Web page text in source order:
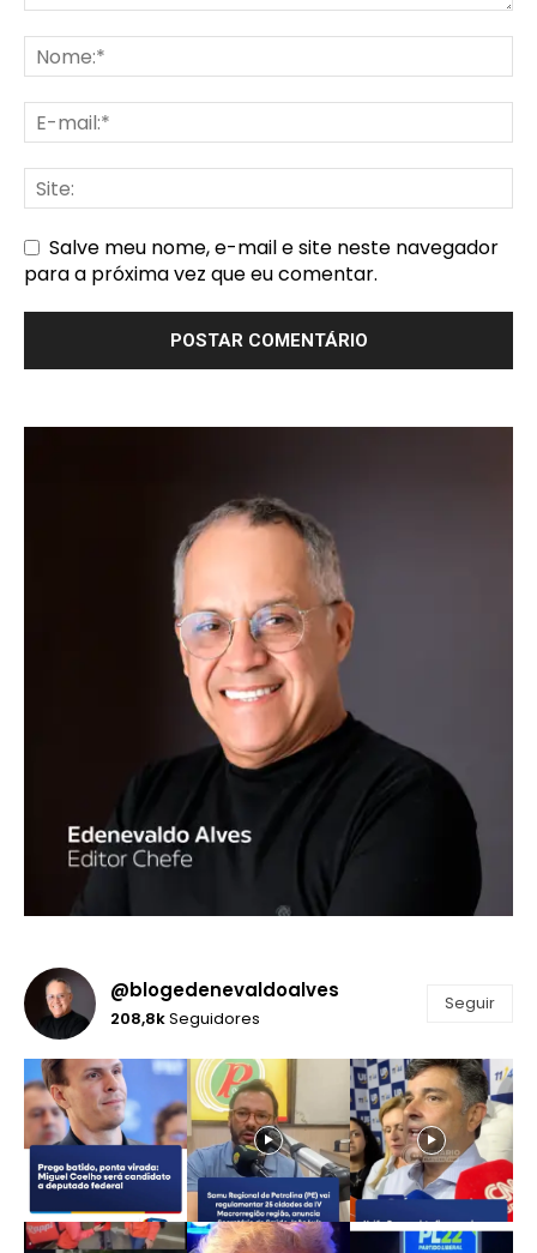
Salve meu nome, e-mail e site neste navegador
para a próxima vez que eu comentar.
@blogedenevaldoalves
208,8kSeguidores
Seguir